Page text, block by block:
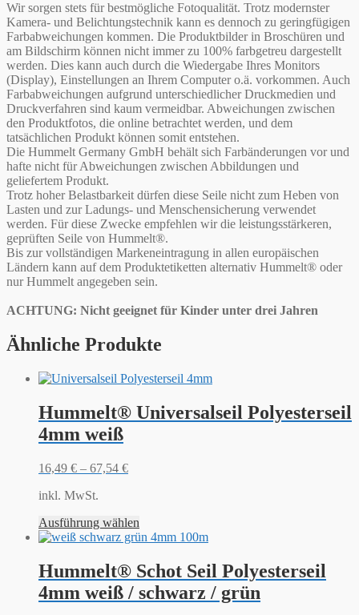
Wir sorgen stets für bestmögliche Fotoqualität. Trotz modernster
Kamera- und Belichtungstechnik kann es dennoch zu geringfügigen
Farbabweichungen kommen. Die Produktbilder in Broschüren und
am Bildschirm können nicht immer zu 100% farbgetreu dargestellt
werden. Dies kann auch durch die Wiedergabe Ihres Monitors
(Display), Einstellungen an Ihrem Computer o.ä. vorkommen. Auch
Farbabweichungen aufgrund unterschiedlicher Druckmedien und
Druckverfahren sind kaum vermeidbar. Abweichungen zwischen
den Produktfotos, die online betrachtet werden, und dem
tatsächlichen Produkt können somit entstehen.
Die Hummelt Germany GmbH behält sich Farbänderungen vor und
hafte nicht für Abweichungen zwischen Abbildungen und
geliefertem Produkt.
Trotz hoher Belastbarkeit dürfen diese Seile nicht zum Heben von
Lasten und zur Ladungs- und Menschensicherung verwendet
werden. Für diese Zwecke empfehlen wir die leistungsstärkeren,
geprüften Seile von Hummelt®.
Bis zur vollständigen Markeneintragung in allen europäischen
Ländern kann auf dem Produktetiketten alternativ Hummelt® oder
nur Hummelt angegeben sein.
ACHTUNG: Nicht geeignet für Kinder unter drei Jahren
Ähnliche Produkte
Hummelt® Universalseil Polyesterseil
4mm weiß
16,49 € – 67,54 €
inkl. MwSt.
Ausführung wählen
Hummelt® Schot Seil Polyesterseil
4mm weiß / schwarz / grün